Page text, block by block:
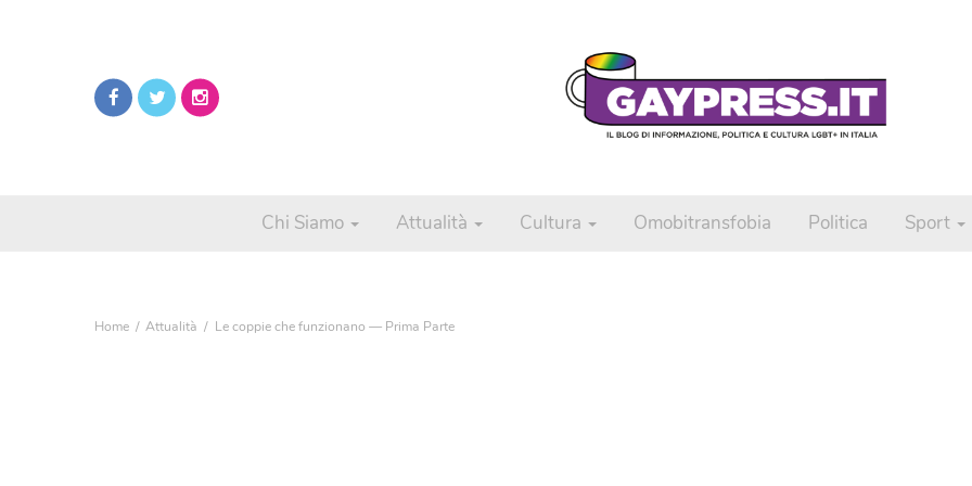
Chi Siamo Attualità Cultura Omobitransfobia Politica Sport
Home Attualità Le coppie che funzionano — Prima Parte